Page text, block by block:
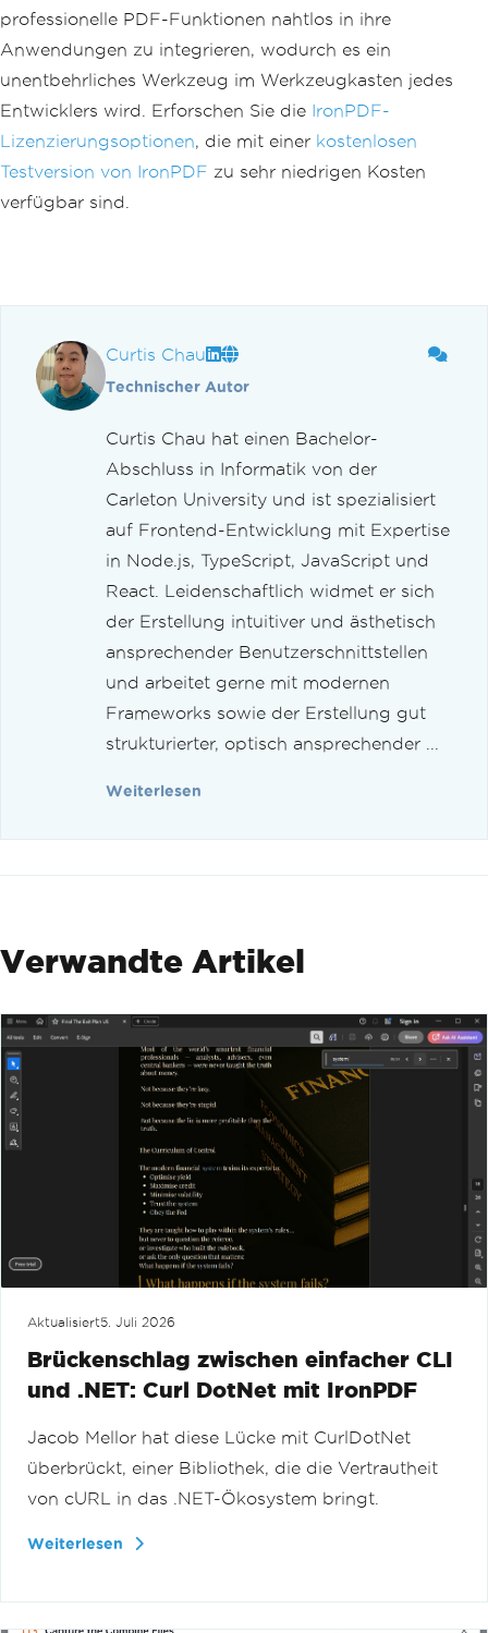
professionelle PDF-Funktionen nahtlos in ihre
Anwendungen zu integrieren, wodurch es ein
unentbehrliches Werkzeug im Werkzeugkasten jedes
Entwicklers wird. Erforschen Sie die IronPDF-
Lizenzierungsoptionen, die mit einer kostenlosen
Testversion von IronPDF zu sehr niedrigen Kosten
verfügbar sind.
Curtis Chau
Technischer Autor
Curtis Chau hat einen Bachelor-
Abschluss in Informatik von der
Carleton University und ist spezialisiert
auf Frontend-Entwicklung mit Expertise
in Node.js, TypeScript, JavaScript und
React. Leidenschaftlich widmet er sich
der Erstellung intuitiver und ästhetisch
ansprechender Benutzerschnittstellen
und arbeitet gerne mit modernen
Frameworks sowie der Erstellung gut
strukturierter, optisch ansprechender ...
Weiterlesen
Verwandte Artikel
Aktualisiert5. Juli 2026
Brückenschlag zwischen einfacher CLI
und .NET: Curl DotNet mit IronPDF
Jacob Mellor hat diese Lücke mit CurlDotNet
überbrückt, einer Bibliothek, die die Vertrautheit
von cURL in das .NET-Ökosystem bringt.
Weiterlesen